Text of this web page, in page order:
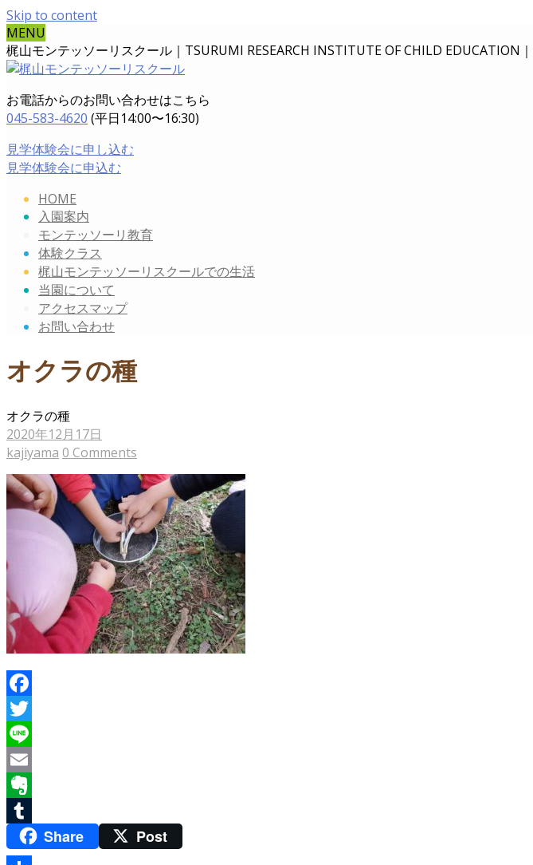
Skip to content
MENU
梶山モンテッソーリスクール｜TSURUMI RESEARCH INSTITUTE OF CHILD EDUCATION｜
お電話からのお問い合わせはこちら
045-583-4620 (平日14:00〜16:30)
見学体験会に申し込む
見学体験会に申込む
HOME
入園案内
モンテッソーリ教育
体験クラス
梶山モンテッソーリスクールでの生活
当園について
アクセスマップ
お問い合わせ
オクラの種
オクラの種
2020年12月17日
kajiyama 0 Comments
Facebook
Twitter
Line
Email
Evernote
TumblrShare Post